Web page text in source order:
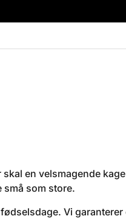
en velsmagende
som store.
Vi